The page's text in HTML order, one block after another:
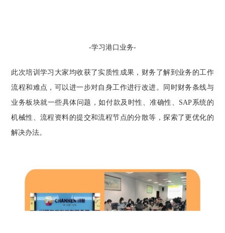
-学习 港口业务-
此次培训学习大家均收获了实质性成果，财务了解到业务的工作
流程和难点，可以进一步对自身工作进行改进。同时财务条线与
业务板块就一些具体问题，如付款及时性、准确性、SAP系统的
机械性、流程资料的提交和流程节点的分散等，探索了更优化的
解决办法。